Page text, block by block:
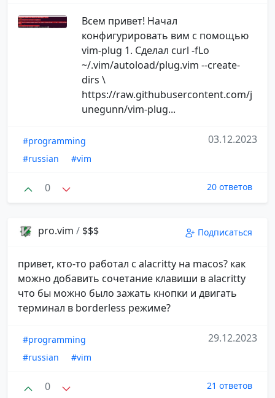
Всем привет! Начал
конфигурировать вим с помощью
vim-plug 1. Сделал curl -fLo
~/.vim/autoload/plug.vim --create-
dirs \
https://raw.githubusercontent.com/j
unegunn/vim-plug...
#programming
#russian
#vim
03.12.2023
0 20 ответов
pro.vim / $$$ Подписаться
привет, кто-то работал с alacritty на macos? как
можно добавить сочетание клавиши в alacritty
что бы можно было зажать кнопки и двигать
терминал в borderless режиме?
#programming
#russian
#vim
29.12.2023
0 21 ответов